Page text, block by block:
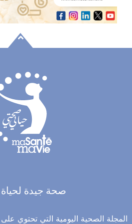
صحة جيدة
المجلة الصحية اليومية التي تحتوي